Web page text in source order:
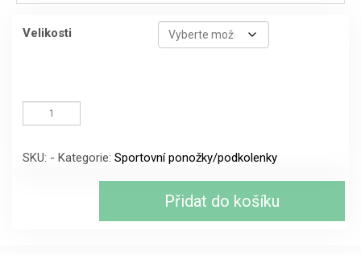
Velikosti
ponožky
Northwave
black/blue
SKU: - Kategorie: Sportovní ponožky/podkolenky
Přidat do košíku